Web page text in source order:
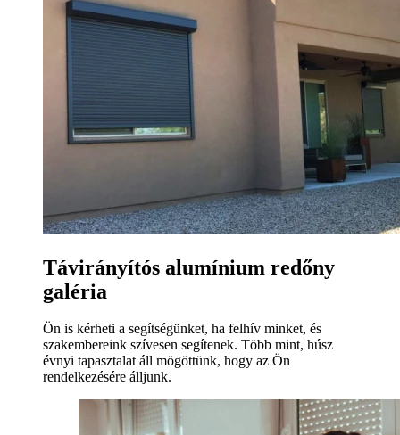
Távirányítós alumínium redőny
galéria
Ön is kérheti a segítségünket, ha felhív minket, és
szakembereink szívesen segítenek. Több mint, húsz
évnyi tapasztalat áll mögöttünk, hogy az Ön
rendelkezésére álljunk.